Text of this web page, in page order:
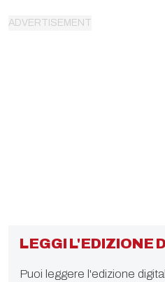
LEGGI L'EDIZIONE
Puoi leggere l'edizione